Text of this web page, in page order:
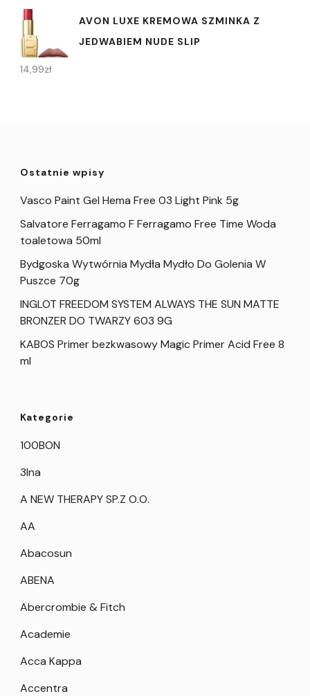
AVON LUXE KREMOWA SZMINKA Z
JEDWABIEM NUDE SLIP
14,99zł
Ostatnie wpisy
Vasco Paint Gel Hema Free 03 Light Pink 5g
Salvatore Ferragamo F Ferragamo Free Time Woda
toaletowa 50ml
Bydgoska Wytwórnia Mydła Mydło Do Golenia W
Puszce 70g
INGLOT FREEDOM SYSTEM ALWAYS THE SUN MATTE
BRONZER DO TWARZY 603 9G
KABOS Primer bezkwasowy Magic Primer Acid Free 8
ml
Kategorie
100BON
3Ina
A NEW THERAPY SP.Z O.O.
AA
Abacosun
ABENA
Abercrombie & Fitch
Academie
Acca Kappa
Accentra